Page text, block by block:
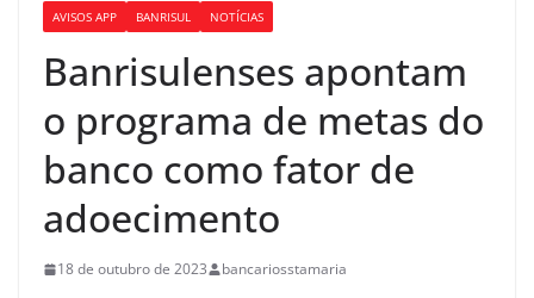
AVISOS APP BANRISUL NOTÍCIAS
Banrisulenses apontam
o programa de metas do
banco como fator de
adoecimento
18 de outubro de 2023 bancariosstamaria